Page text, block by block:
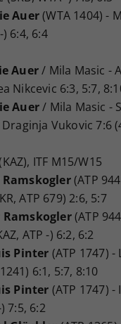
Auer(WTA 1404) -
) 6:4, 6:4
Auer/ Mila Masic -
Nikcevic 6:3, 5:7,
Auer/ Mila Masic -
Vukovic 7:6
ITF M15/W15
Ramskogler(ATP
ATP 679) 2:6, 5:7
Ramskogler(ATP
ATP -) 6:2, 6:2
Pinter (ATP 1747)
6:1, 5:7, 8:10
Pinter (ATP 1747)
7:5, 6:2